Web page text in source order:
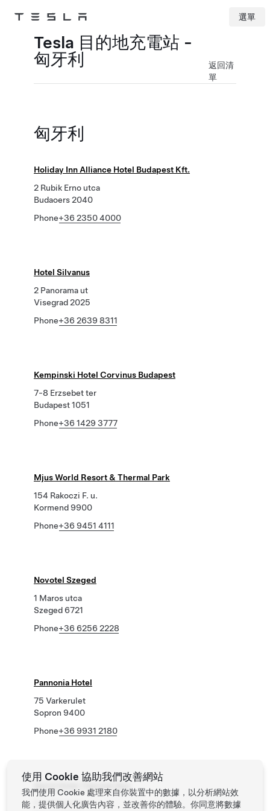
Tesla 選單
Tesla 目的地充電站 -
匈牙利
返回清
單
匈牙利
Holiday Inn Alliance Hotel Budapest Kft.
2 Rubik Erno utca
Budaoers 2040
Phone+36 2350 4000
Hotel Silvanus
2 Panorama ut
Visegrad 2025
Phone+36 2639 8311
Kempinski Hotel Corvinus Budapest
7-8 Erzsebet ter
Budapest 1051
Phone+36 1429 3777
Mjus World Resort & Thermal Park
154 Rakoczi F. u.
Kormend 9900
Phone+36 9451 4111
Novotel Szeged
1 Maros utca
Szeged 6721
Phone+36 6256 2228
Pannonia Hotel
75 Varkerulet
Sopron 9400
Phone+36 9931 2180
Spirit Hotel Thermal Spa
5 Vadkert krt.
使用 Cookie 協助我們改善網站
我們使用 Cookie 處理來自你裝置中的數據，以分析網站效
能，提供個人化廣告內容，並改善你的體驗。你同意將數據